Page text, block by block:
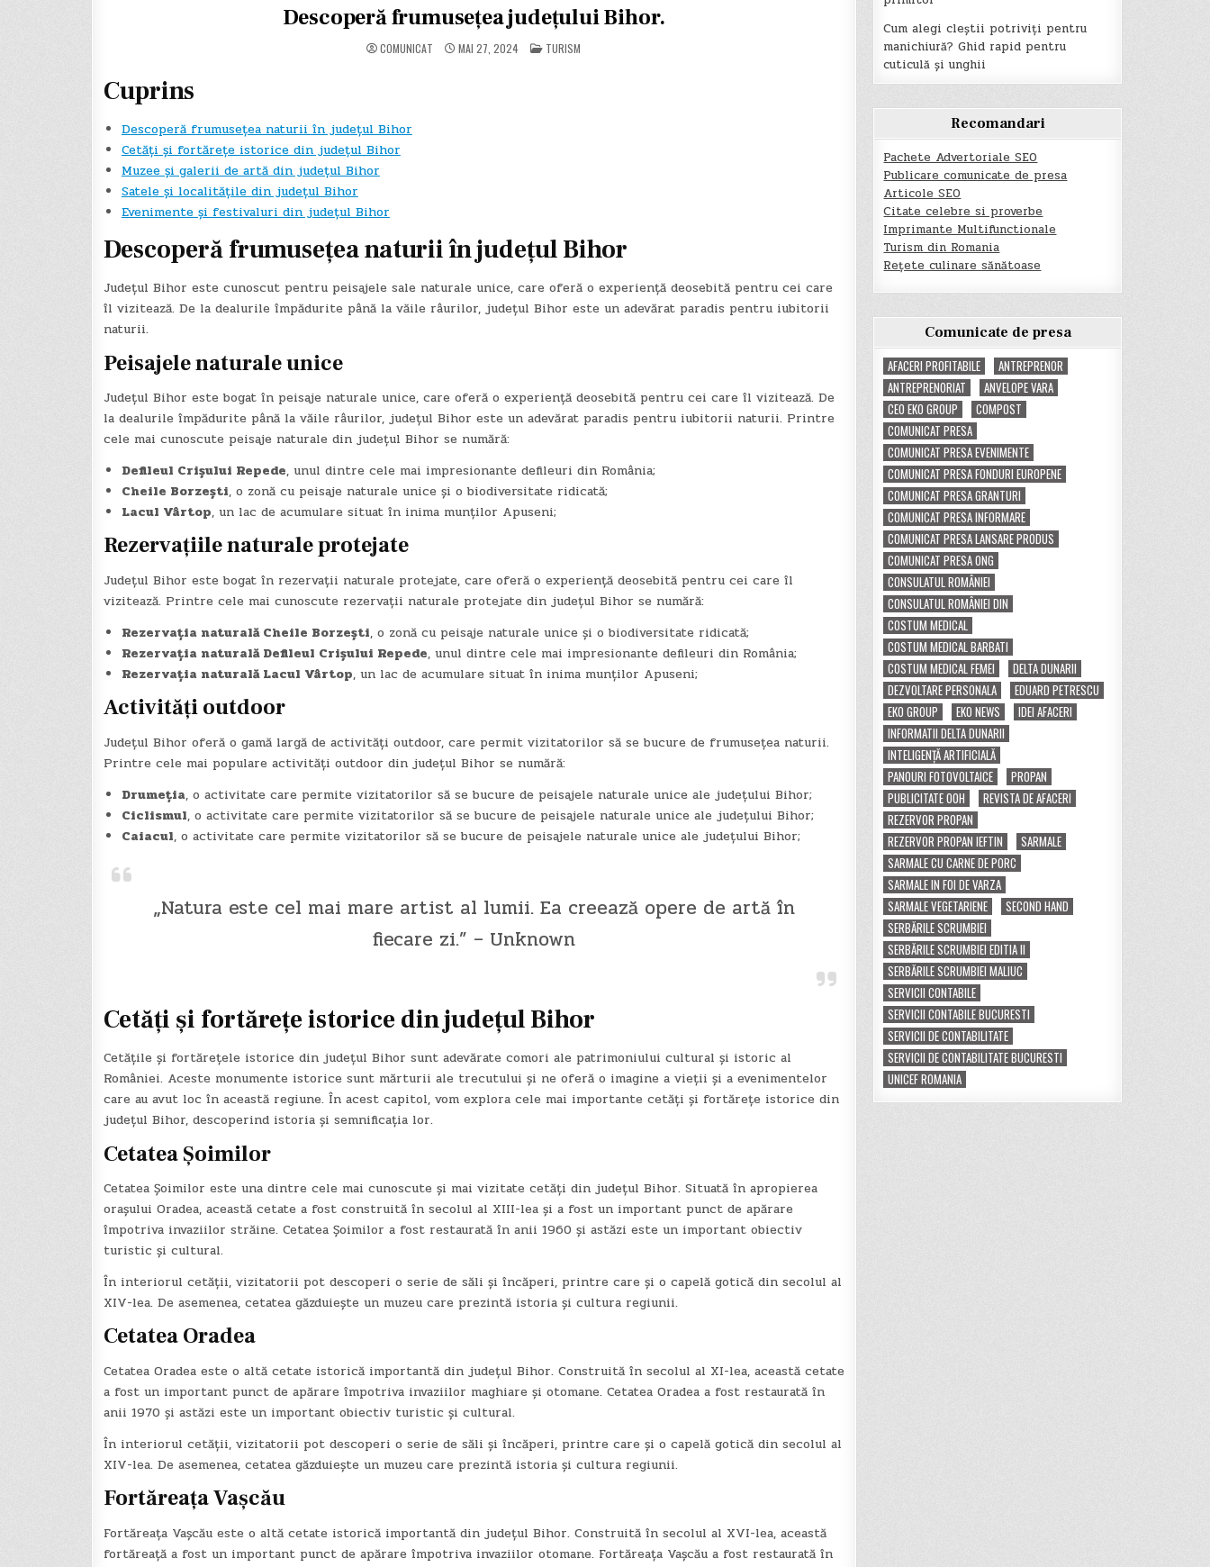
Descoperă frumusețea județului Bihor.
COMUNICAT MAI 27, 2024 POSTED
IN
TURISM
Cuprins
Descoperă frumusețea naturii în județul Bihor
Cetăți și fortărețe istorice din județul Bihor
Muzee și galerii de artă din județul Bihor
Satele și localitățile din județul Bihor
Evenimente și festivaluri din județul Bihor
Descoperă frumusețea naturii în județul Bihor
Județul Bihor este cunoscut pentru peisajele sale naturale unice, care oferă o experiență deosebită pentru cei care
îl vizitează. De la dealurile împădurite până la văile râurilor, județul Bihor este un adevărat paradis pentru iubitorii
naturii.
Peisajele naturale unice
Județul Bihor este bogat în peisaje naturale unice, care oferă o experiență deosebită pentru cei care îl vizitează. De
la dealurile împădurite până la văile râurilor, județul Bihor este un adevărat paradis pentru iubitorii naturii. Printre
cele mai cunoscute peisaje naturale din județul Bihor se numără:
Defileul Crișului Repede, unul dintre cele mai impresionante defileuri din România;
Cheile Borzești, o zonă cu peisaje naturale unice și o biodiversitate ridicată;
Lacul Vârtop, un lac de acumulare situat în inima munților Apuseni;
Rezervațiile naturale protejate
Județul Bihor este bogat în rezervații naturale protejate, care oferă o experiență deosebită pentru cei care îl
vizitează. Printre cele mai cunoscute rezervații naturale protejate din județul Bihor se numără:
Rezervația naturală Cheile Borzești, o zonă cu peisaje naturale unice și o biodiversitate ridicată;
Rezervația naturală Defileul Crișului Repede, unul dintre cele mai impresionante defileuri din România;
Rezervația naturală Lacul Vârtop, un lac de acumulare situat în inima munților Apuseni;
Activități outdoor
Județul Bihor oferă o gamă largă de activități outdoor, care permit vizitatorilor să se bucure de frumusețea naturii.
Printre cele mai populare activități outdoor din județul Bihor se numără:
Drumeția, o activitate care permite vizitatorilor să se bucure de peisajele naturale unice ale județului Bihor;
Ciclismul, o activitate care permite vizitatorilor să se bucure de peisajele naturale unice ale județului Bihor;
Caiacul, o activitate care permite vizitatorilor să se bucure de peisajele naturale unice ale județului Bihor;
„Natura este cel mai mare artist al lumii. Ea creează opere de artă în
fiecare zi.” – Unknown
Cetăți și fortărețe istorice din județul Bihor
Cetățile și fortărețele istorice din județul Bihor sunt adevărate comori ale patrimoniului cultural și istoric al
României. Aceste monumente istorice sunt mărturii ale trecutului și ne oferă o imagine a vieții și a evenimentelor
care au avut loc în această regiune. În acest capitol, vom explora cele mai importante cetăți și fortărețe istorice din
județul Bihor, descoperind istoria și semnificația lor.
Cetatea Șoimilor
Cetatea Șoimilor este una dintre cele mai cunoscute și mai vizitate cetăți din județul Bihor. Situată în apropierea
orașului Oradea, această cetate a fost construită în secolul al XIII-lea și a fost un important punct de apărare
împotriva invaziilor străine. Cetatea Șoimilor a fost restaurată în anii 1960 și astăzi este un important obiectiv
turistic și cultural.
În interiorul cetății, vizitatorii pot descoperi o serie de săli și încăperi, printre care și o capelă gotică din secolul al
XIV-lea. De asemenea, cetatea găzduiește un muzeu care prezintă istoria și cultura regiunii.
Cetatea Oradea
Cetatea Oradea este o altă cetate istorică importantă din județul Bihor. Construită în secolul al XI-lea, această cetate
a fost un important punct de apărare împotriva invaziilor maghiare și otomane. Cetatea Oradea a fost restaurată în
anii 1970 și astăzi este un important obiectiv turistic și cultural.
În interiorul cetății, vizitatorii pot descoperi o serie de săli și încăperi, printre care și o capelă gotică din secolul al
XIV-lea. De asemenea, cetatea găzduiește un muzeu care prezintă istoria și cultura regiunii.
Fortăreața Vașcău
Fortăreața Vașcău este o altă cetate istorică importantă din județul Bihor. Construită în secolul al XVI-lea, această
fortăreață a fost un important punct de apărare împotriva invaziilor otomane. Fortăreața Vașcău a fost restaurată în
Cum alegi cleștii potriviți pentru
manichiură? Ghid rapid pentru
cuticulă și unghii
Recomandari
Pachete Advertoriale SEO
Publicare comunicate de presa
Articole SEO
Citate celebre si proverbe
Imprimante Multifunctionale
Turism din Romania
Rețete culinare sănătoase
Comunicate de presa
AFACERI PROFITABILE
ANTREPRENOR
ANTREPRENORIAT
ANVELOPE VARA
CEO EKO GROUP
COMPOST
COMUNICAT PRESA
COMUNICAT PRESA EVENIMENTE
COMUNICAT PRESA FONDURI EUROPENE
COMUNICAT PRESA GRANTURI
COMUNICAT PRESA INFORMARE
COMUNICAT PRESA LANSARE PRODUS
COMUNICAT PRESA ONG
CONSULATUL ROMÂNIEI
CONSULATUL ROMÂNIEI DIN
COSTUM MEDICAL
COSTUM MEDICAL BARBATI
COSTUM MEDICAL FEMEI
DELTA DUNARII
DEZVOLTARE PERSONALA
EDUARD PETRESCU
EKO GROUP
EKO NEWS
IDEI AFACERI
INFORMATII DELTA DUNARII
INTELIGENȚĂ ARTIFICIALĂ
PANOURI FOTOVOLTAICE
PROPAN
PUBLICITATE OOH
REVISTA DE AFACERI
REZERVOR PROPAN
REZERVOR PROPAN IEFTIN
SARMALE
SARMALE CU CARNE DE PORC
SARMALE IN FOI DE VARZA
SARMALE VEGETARIENE
SECOND HAND
SERBĂRILE SCRUMBIEI
SERBĂRILE SCRUMBIEI EDITIA II
SERBĂRILE SCRUMBIEI MALIUC
SERVICII CONTABILE
SERVICII CONTABILE BUCURESTI
SERVICII DE CONTABILITATE
SERVICII DE CONTABILITATE BUCURESTI
UNICEF ROMANIA